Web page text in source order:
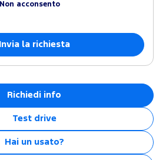
Non acconsento
Richiedi info
Test drive
Hai un usato?